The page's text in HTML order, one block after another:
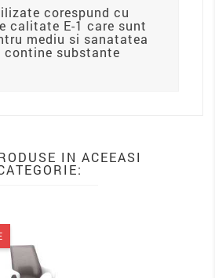
corespund cu
calitate E-1 care sunt
mediu si sanatatea
contine substante
IN ACEEASI